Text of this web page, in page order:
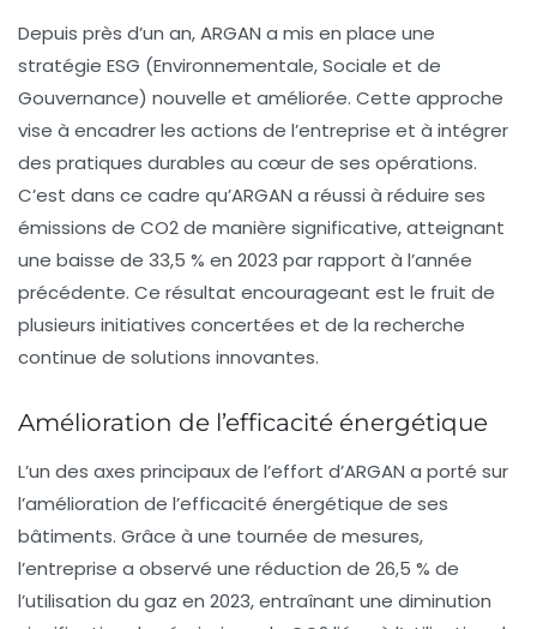
Depuis près d’un an, ARGAN a mis en place une
stratégie ESG (Environnementale, Sociale et de
Gouvernance) nouvelle et améliorée. Cette approche
vise à encadrer les actions de l’entreprise et à intégrer
des pratiques durables au cœur de ses opérations.
C’est dans ce cadre qu’ARGAN a réussi à réduire ses
émissions de CO2de manière significative, atteignant
une baisse de 33,5 % en 2023 par rapport à l’année
précédente. Ce résultat encourageant est le fruit de
plusieurs initiatives concertées et de la recherche
continue de solutions innovantes.
Amélioration de l’efficacité énergétique
L’un des axes principaux de l’effort d’ARGAN a porté sur
l’amélioration de l’efficacité énergétique de ses
bâtiments. Grâce à une tournée de mesures,
l’entreprise a observé une réduction de 26,5 % de
l’utilisation du gaz en 2023, entraînant une diminution